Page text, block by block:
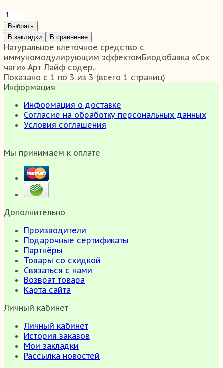
Выбрать
В закладки
В сравнение
Натуральное клеточное средство с
иммуномодулирующим эффектомБиодобавка «Сок
чаги» Арт Лайф содер..
Показано с 1 по 3 из 3 (всего 1 страниц)
Информация
Информация о доставке
Согласие на обработку персональных данных
Условия соглашения
Мы принимаем к оплате
Дополнительно
Производители
Подарочные сертификаты
Партнёры
Товары со скидкой
Связаться с нами
Возврат товара
Карта сайта
Личный кабинет
Личный кабинет
История заказов
Мои закладки
Рассылка новостей